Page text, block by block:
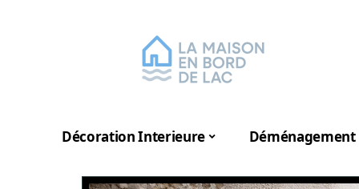
Décoration Interieure Déménagement